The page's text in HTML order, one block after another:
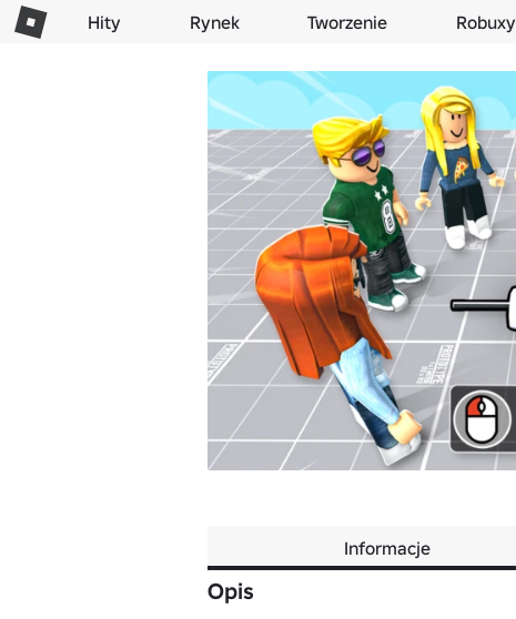
Hity Rynek Tworzenie Robuxy
Informacje
Opis